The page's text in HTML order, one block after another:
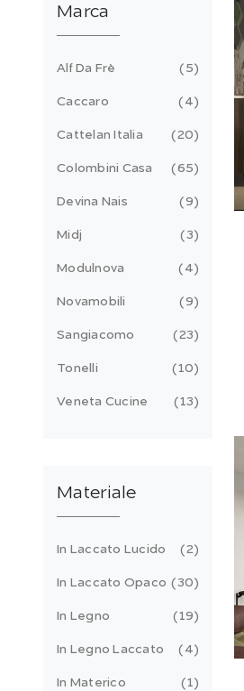
Marca
Alf Da Frè 5
Caccaro 4
Cattelan Italia 20
Colombini Casa 65
Devina Nais 9
Midj 3
Modulnova 4
Novamobili 9
Sangiacomo 23
Tonelli 10
Veneta Cucine 13
Materiale
In Laccato Lucido 2
In Laccato Opaco 30
In Legno 19
In Legno Laccato 4
In Materico 1